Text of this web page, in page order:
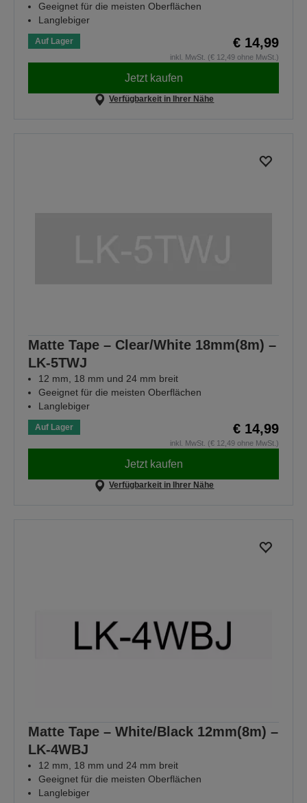
Geeignet für die meisten Oberflächen
Langlebiger
Auf Lager € 14,99
inkl. MwSt. (€ 12,49 ohne MwSt.)
Jetzt kaufen
Verfügbarkeit in Ihrer Nähe
Matte Tape – Clear/White 18mm(8m) –
LK-5TWJ
12 mm, 18 mm und 24 mm breit
Geeignet für die meisten Oberflächen
Langlebiger
Auf Lager € 14,99
inkl. MwSt. (€ 12,49 ohne MwSt.)
Jetzt kaufen
Verfügbarkeit in Ihrer Nähe
Matte Tape – White/Black 12mm(8m) –
LK-4WBJ
12 mm, 18 mm und 24 mm breit
Geeignet für die meisten Oberflächen
Langlebiger